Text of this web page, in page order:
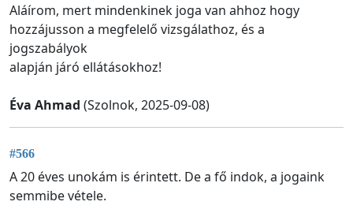
Aláírom, mert mindenkinek joga van ahhoz hogy
hozzájusson a megfelelő vizsgálathoz, és a
jogszabályok
alapján járó ellátásokhoz!
Éva Ahmad (Szolnok, 2025-09-08)
#566
A 20 éves unokám is érintett. De a fő indok, a jogaink
semmibe vétele.